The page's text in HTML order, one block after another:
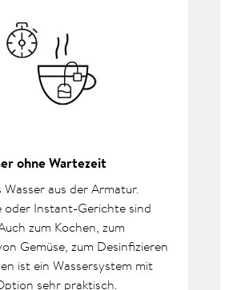
ohne Wartezeit
aus der Armatur.
oder Instant-Gerichte sind
zum Kochen, zum
Gemüse, zum Desinfizieren
ist ein Wassersystem mit
sehr praktisch.